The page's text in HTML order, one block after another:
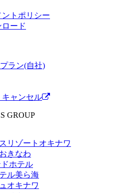
トポリシー
ード
ラン(自社)
ャンセル
GROUP